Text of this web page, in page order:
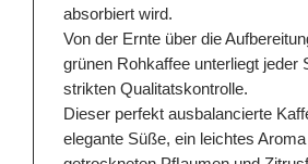
absorbiert wird.
Von der Ernte über die
grünen Rohkaffee unterliegt jeder
strikten Qualitatskontrolle.
Dieser perfekt ausbalancierte
elegante Süße, ein leichtes